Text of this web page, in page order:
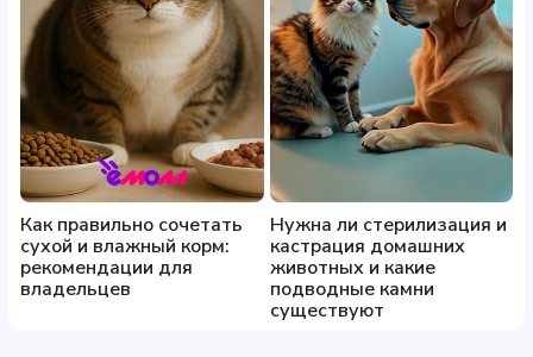
Как правильно сочетать
сухой и влажный корм:
рекомендации для
владельцев
Нужна ли стерилизация и
кастрация домашних
животных и какие
подводные камни
существуют